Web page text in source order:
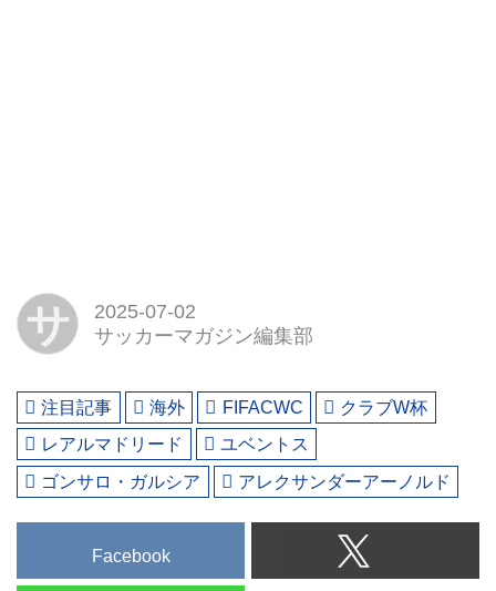
サ
2025-07-02
サッカーマガジン編集部
注目記事 海外 FIFACWC
クラブW杯
レアルマドリード
ユベントス
ゴンサロ・ガルシア
アレクサンダーアーノルド
Facebook